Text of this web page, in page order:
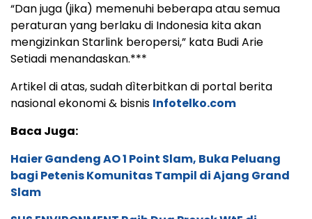
“Dan juga (jika) memenuhi beberapa atau semua
peraturan yang berlaku di Indonesia kita akan
mengizinkan Starlink beropersi,” kata Budi Arie
Setiadi menandaskan.***
Artikel di atas, sudah dìterbitkan di portal berita
nasional ekonomi & bisnis Infotelko.com
Baca Juga:
Haier Gandeng AO 1 Point Slam, Buka Peluang
bagi Petenis Komunitas Tampil di Ajang Grand
Slam